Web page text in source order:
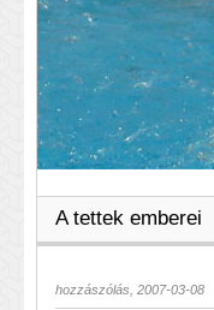
A tettek emberei
hozzászólás, 2007-03-08